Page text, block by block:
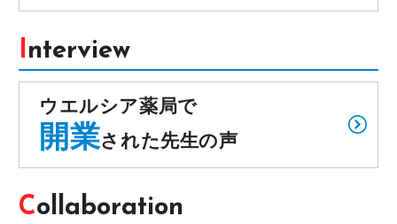
Interview
ウエルシア薬局で
開業された先生の声
Collaboration